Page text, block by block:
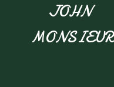
JOHN
MONSIEUR